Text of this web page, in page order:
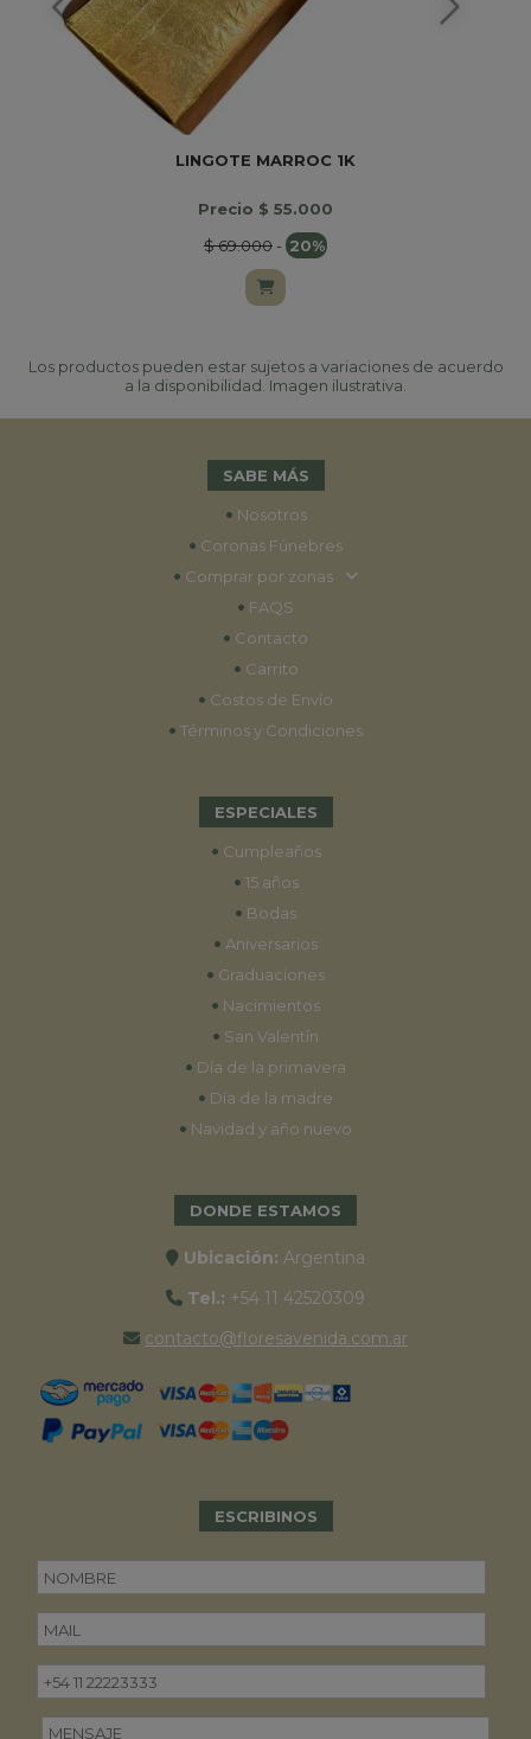
LINGOTE MARROC 1K
Precio $ 55.000
$ 69.000- 20%
Los productos pueden estar sujetos a variaciones de acuerdo
a la disponibilidad. Imagen ilustrativa.
SABE MÁS
• Nosotros
• Coronas Fúnebres
• Comprar por zonas
• FAQS
• Contacto
• Carrito
• Costos de Envío
• Términos y Condiciones
ESPECIALES
• Cumpleaños
• 15 años
• Bodas
• Aniversarios
• Graduaciones
• Nacimientos
• San Valentín
• Día de la primavera
• Día de la madre
• Navidad y año nuevo
DONDE ESTAMOS
Ubicación: Argentina
Tel.: +54 11 42520309
contacto@floresavenida.com.ar
ESCRIBINOS